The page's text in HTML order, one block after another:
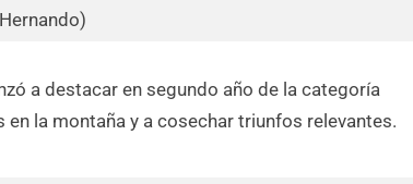
Hernando)
a destacar en segundo año de la categoría
la montaña y a cosechar triunfos relevantes.